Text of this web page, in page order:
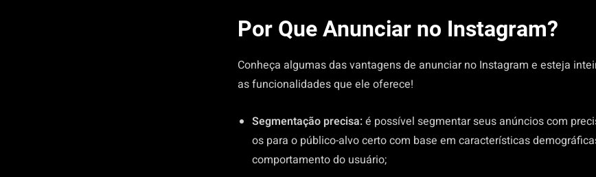
Por Que Anunciar no Instagram?
Conheça algumas das vantagens de anunciar no Instagram e esteja
as funcionalidades que ele oferece!
Segmentação precisa:é possível segmentar seus anúncios com
os para o público-alvo certo com base em características
comportamento do usuário;